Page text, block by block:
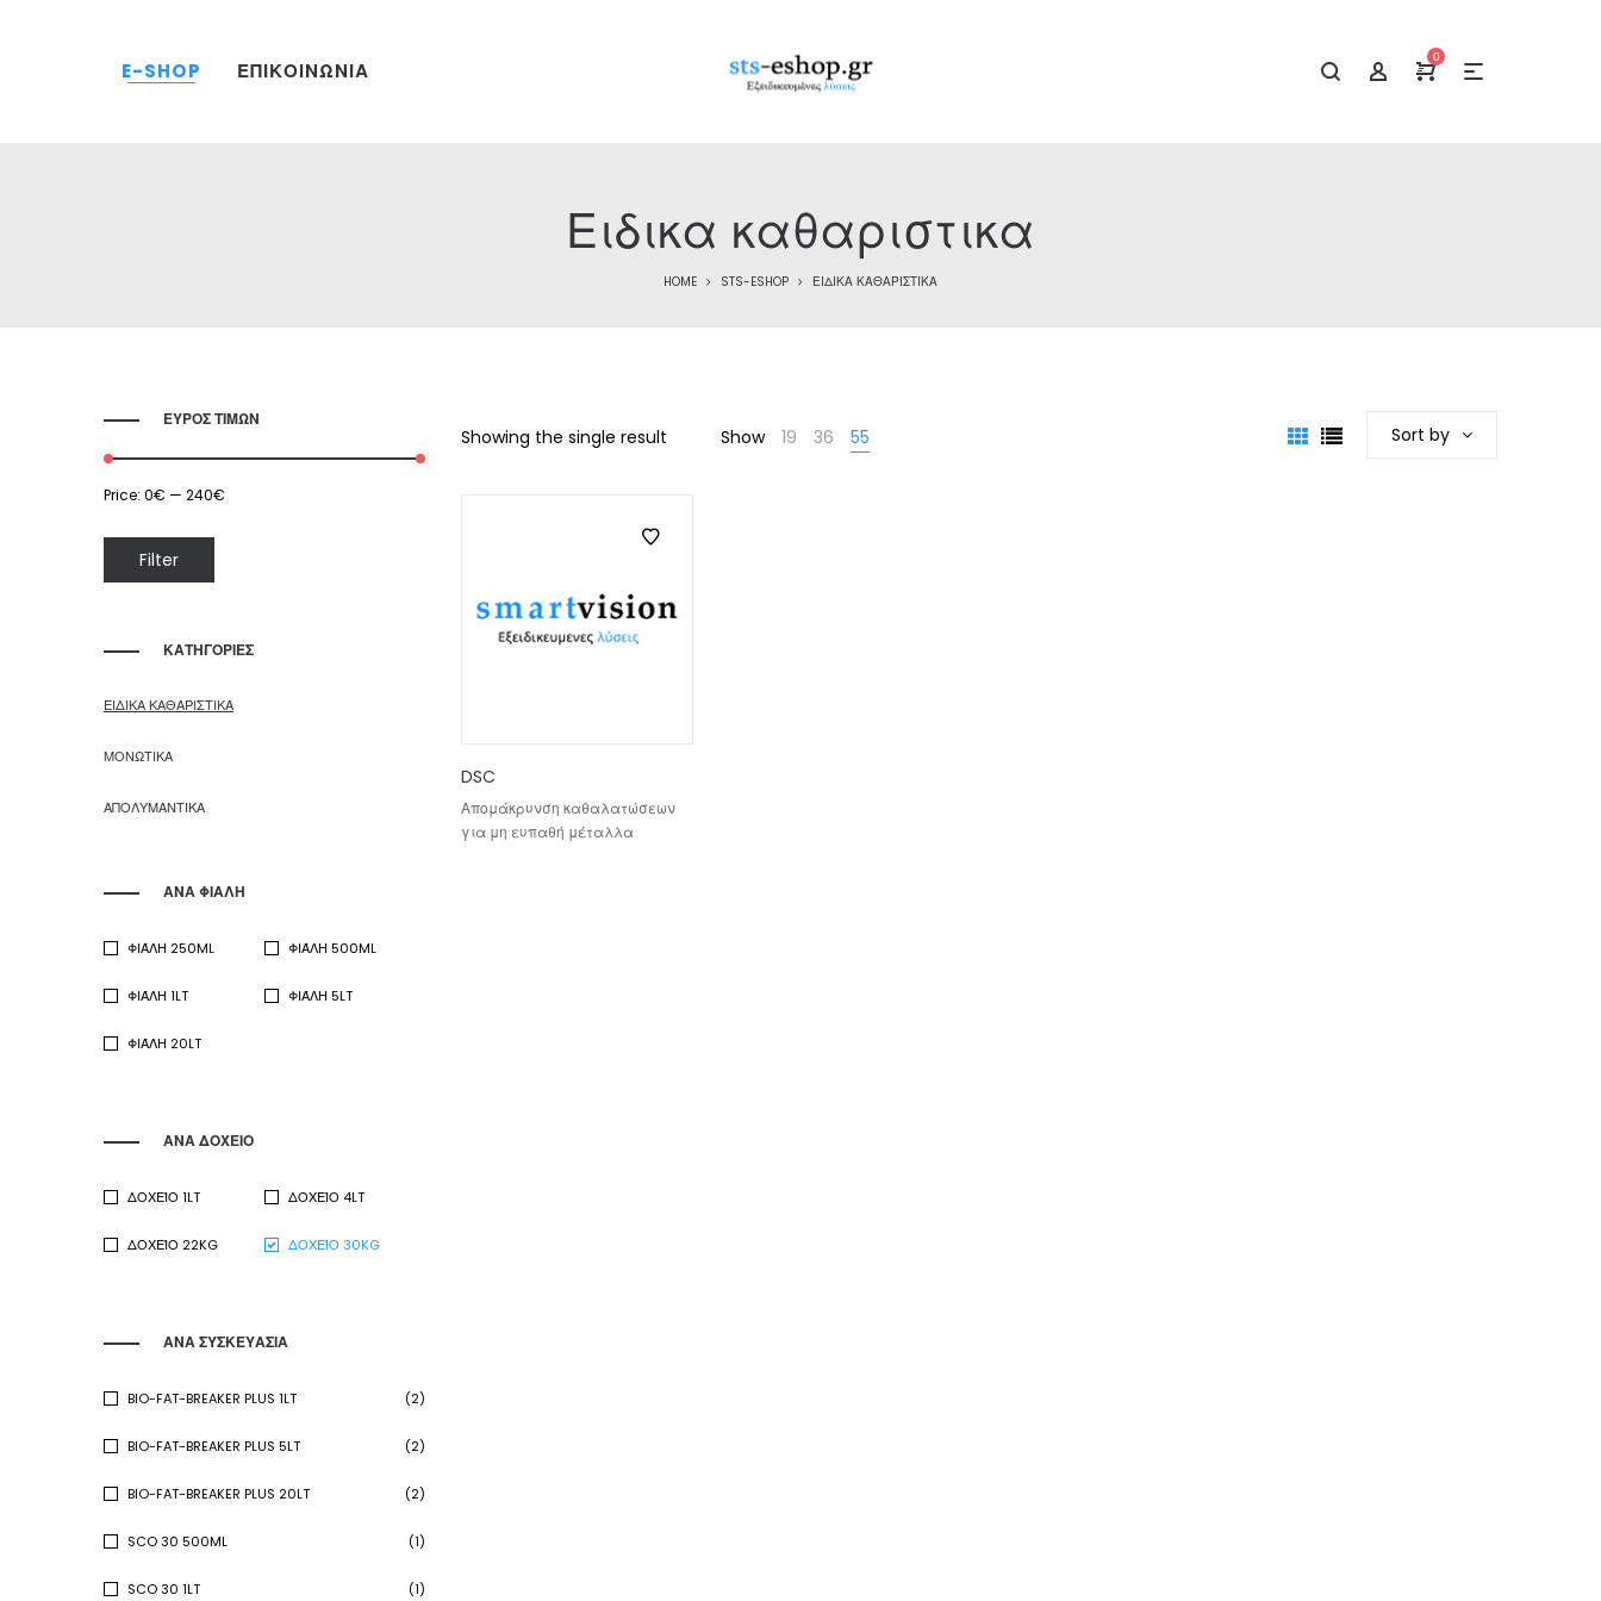
E-SHOP ΕΠΙΚΟΙΝΩΝΙΑ
0
Ειδικα καθαριστικα
HOME STS-ESHOP ΕΙΔΙΚΑ ΚΑΘΑΡΙΣΤΙΚΑ
Showing the single result Show 19 36 55 Sort by
DSC
Απομάκρυνση καθαλατώσεων
για μη ευπαθή μέταλλα
ΕΥΡΟΣ ΤΙΜΩΝ
price
price
Filter
Price: 0€ — 240€
ΚΑΤΗΓΟΡΙΕΣ
ΕΙΔΙΚΑ ΚΑΘΑΡΙΣΤΙΚΑ
ΜΟΝΩΤΙΚΑ
ΑΠΟΛΥΜΑΝΤΙΚΑ
ΑΝΑ ΦΙΑΛΗ
ΦΙΆΛΗ 250ML ΦΙΆΛΗ 500ML
ΦΙΆΛΗ 1LT ΦΙΆΛΗ 5LT
ΦΙΆΛΗ 20LT
ΑΝΑ ΔΟΧΕΙΟ
ΔΟΧΕΊΟ 1LT ΔΟΧΕΊΟ 4LT
ΔΟΧΕΊΟ 22KG ΔΟΧΕΊΟ 30KG
ΑΝΑ ΣΥΣΚΕΥΑΣΙΑ
BIO-FAT-BREAKER PLUS 1LT (2)
BIO-FAT-BREAKER PLUS 5LT (2)
BIO-FAT-BREAKER PLUS 20LT (2)
SCO 30 500ML (1)
SCO 30 1LT (1)